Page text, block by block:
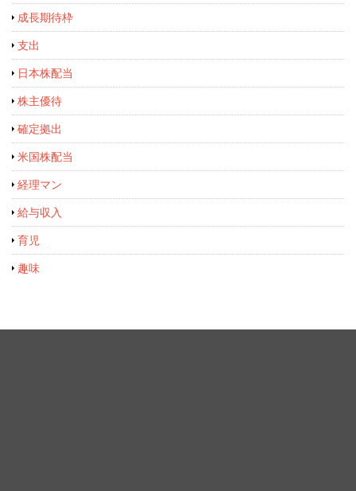
成長期待枠
支出
日本株配当
株主優待
確定拠出
米国株配当
経理マン
給与収入
育児
趣味